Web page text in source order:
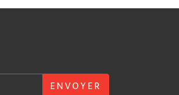
ENVOYER